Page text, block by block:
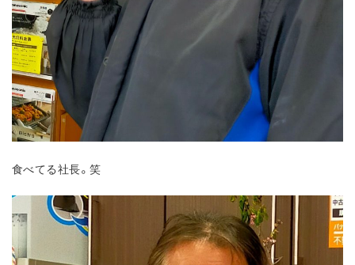
食べてる社長。笑